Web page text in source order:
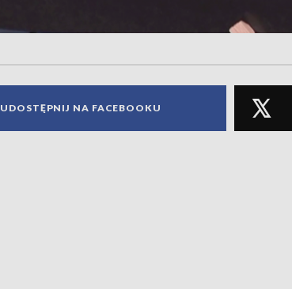
UDOSTĘPNIJ NA FACEBOOKU